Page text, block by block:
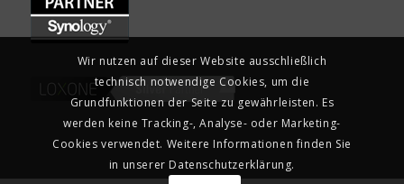
Wir nutzen auf dieser Website ausschließlich
technisch notwendige Cookies, um die
Grundfunktionen der Seite zu gewährleisten. Es
werden keine Tracking-, Analyse- oder Marketing-
Cookies verwendet. Weitere Informationen finden Sie
in unserer Datenschutzerklärung.